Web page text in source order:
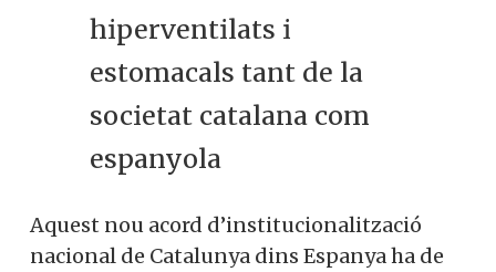
hiperventilats i
estomacals tant de la
societat catalana com
espanyola
Aquest nou acord d’institucionalització
nacional de Catalunya dins Espanya ha de